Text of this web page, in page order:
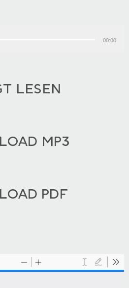
00:00
LESEN
MP3
PDF